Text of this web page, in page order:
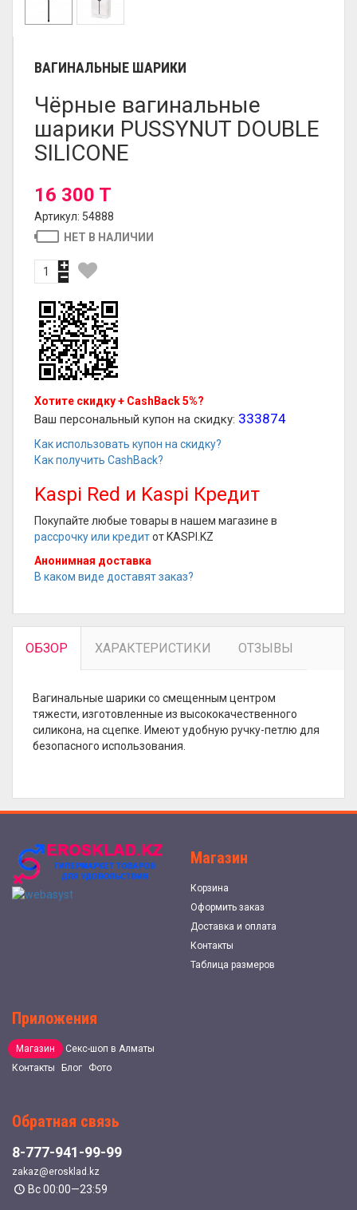
ВАГИНАЛЬНЫЕ ШАРИКИ
Чёрные вагинальные
шарики PUSSYNUT DOUBLE
SILICONE
16 300 T
Артикул: 54888
НЕТ В НАЛИЧИИ
Хотите скидку + CashBack 5%?
Ваш персональный купон на скидку: 333874
Как использовать купон на скидку?
Как получить CashBack?
Kaspi Red и Kaspi Кредит
Покупайте любые товары в нашем магазине в
рассрочку или кредитот KASPI.KZ
Анонимная доставка
В каком виде доставят заказ?
ОБЗОР ХАРАКТЕРИСТИКИ ОТЗЫВЫ
Вагинальные шарики со смещенным центром
тяжести, изготовленные из высококачественного
силикона, на сцепке. Имеют удобную ручку-петлю для
безопасного использования.
Магазин
Корзина
Оформить заказ
Доставка и оплата
Контакты
Таблица размеров
Приложения
Магазин
Секс-шоп в Алматы
Контакты
Блог Фото
Обратная связь
8-777-941-99-99
zakaz@erosklad.kz
Вс 00:00—23:59